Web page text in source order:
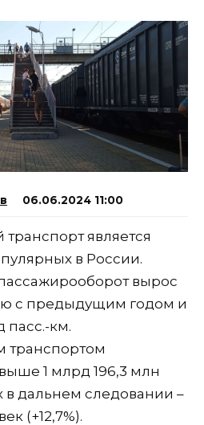
06.06.2024 11:00
является
в России.
вырос
с предыдущим годом и
пасс.-км.
1 млрд 196,3 млн
в дальнем следовании –
(+12,7%).